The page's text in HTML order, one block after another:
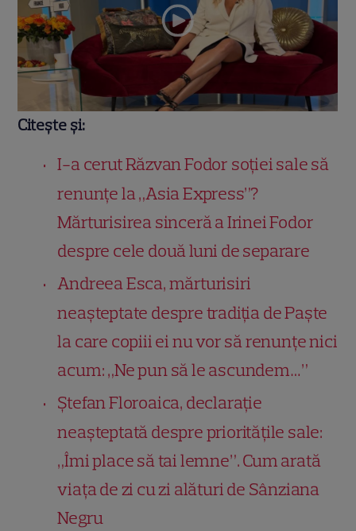
Citește și:
I-a cerut Răzvan Fodor soției sale să
renunțe la „Asia Express”?
Mărturisirea sinceră a Irinei Fodor
despre cele două luni de separare
Andreea Esca, mărturisiri
neașteptate despre tradiția de Paște
la care copiii ei nu vor să renunțe nici
acum: „Ne pun să le ascundem…”
Ștefan Floroaica, declarație
neașteptată despre prioritățile sale:
„Îmi place să tai lemne”. Cum arată
viața de zi cu zi alături de Sânziana
Negru